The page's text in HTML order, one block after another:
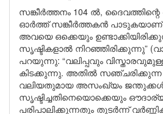
സങ്കീർത്തനം 104 ൽ,
ഓർത്ത് സങ്കീർത്തകൻ
അവയെ ഒക്കെയും
സൃഷ്ടികളാൽ നിറഞ്ഞിരിക്കുന്നു”
പറയുന്നു: “വലിപ്പവും
കിടക്കുന്നു. അതിൽ സഞ്ചരിക്കുന്ന
വലിയതുമായ അസംഖ്യം ജന്തുക്കൾ
സൃഷ്ടിച്ചതിനെയൊക്കെയും
പരിപാലിക്കുന്നതും തുടർന്ന്